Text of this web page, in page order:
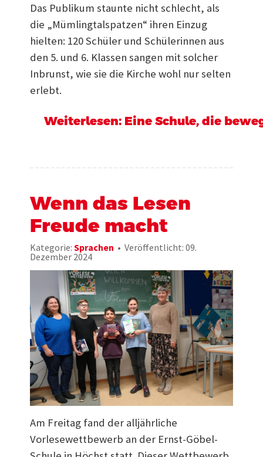
Das Publikum staunte nicht schlecht, als
die „Mümlingtalspatzen“ ihren Einzug
hielten: 120 Schüler und Schülerinnen aus
den 5. und 6. Klassen sangen mit solcher
Inbrunst, wie sie die Kirche wohl nur selten
erlebt.
Weiterlesen: Eine Schule, die
Wenn das Lesen
Freude macht
Kategorie: Sprachen
Veröffentlicht: 09.
Dezember 2024
Am Freitag fand der alljährliche
Vorlesewettbewerb an der Ernst-Göbel-